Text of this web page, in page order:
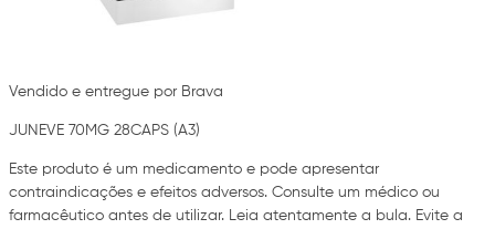
Vendido e entregue por Brava
JUNEVE 70MG 28CAPS (A3)
Este produto é um medicamento e pode apresentar
contraindicações e efeitos adversos. Consulte um médico ou
farmacêutico antes de utilizar. Leia atentamente a bula. Evite a